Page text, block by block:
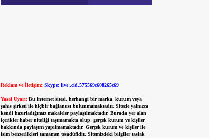
Reklam ve İletişim: Skype: live:.cid.575569c608265c69
Yasal Uyarı: Bu internet sitesi, herhangi bir marka, kurum veya
şahıs şirketi ile hiçbir bağlantısı bulunmamaktadır. Sitede yalnızca
kendi hazırladığımız makaleler paylaşılmaktadır. Burada yer alan
içerikler haber niteliği taşımamakta olup, gerçek kurum ve kişiler
hakkında paylaşım yapılmamaktadır. Gerçek kurum ve kişiler ile
isim benzerlikleri tamamen tesadüfidir. Sitemizdeki bilgiler taslak